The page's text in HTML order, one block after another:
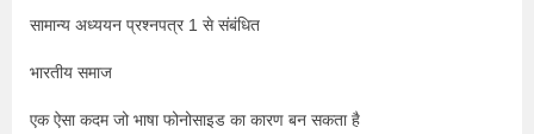
सामान्य अध्ययन प्रश्नपत्र 1 से संबंधित
भारतीय समाज
एक ऐसा कदम जो भाषा फोनोसाइड का कारण बन सकता है